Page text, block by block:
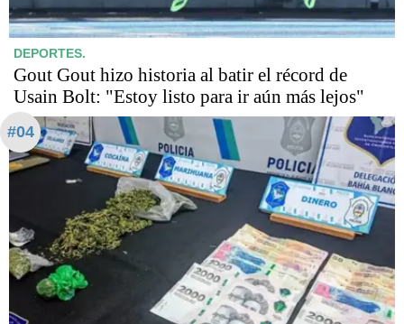
DEPORTES.
Gout Gout hizo historia al batir el récord de
Usain Bolt: "Estoy listo para ir aún más lejos"
#04